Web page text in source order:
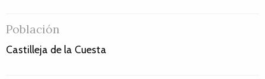
Población
Castilleja de la Cuesta